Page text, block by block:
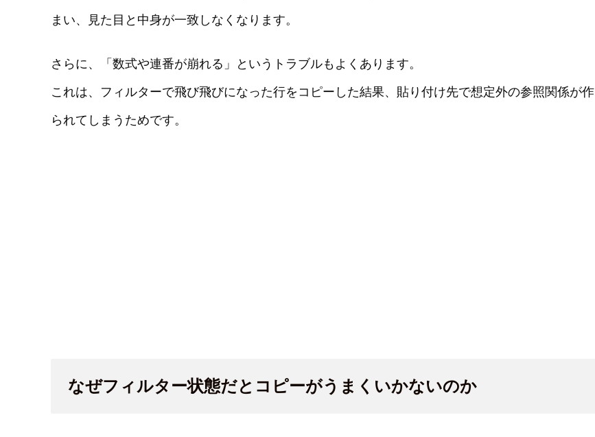
まい、見た目と中身が一致しなくなります。
さらに、「数式や連番が崩れる」というトラブルもよくあります。
これは、フィルターで飛び飛びになった行をコピーした結果、貼り付け先で想定外の参照関係が作
られてしまうためです。
なぜフィルター状態だとコピーがうまくいかないのか